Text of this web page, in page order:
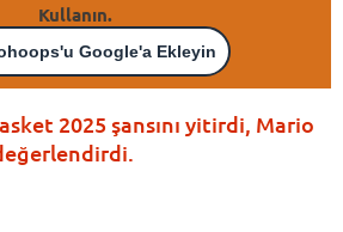
Kullanın.
Google'a Ekleyin
2025 şansını yitirdi, Mario